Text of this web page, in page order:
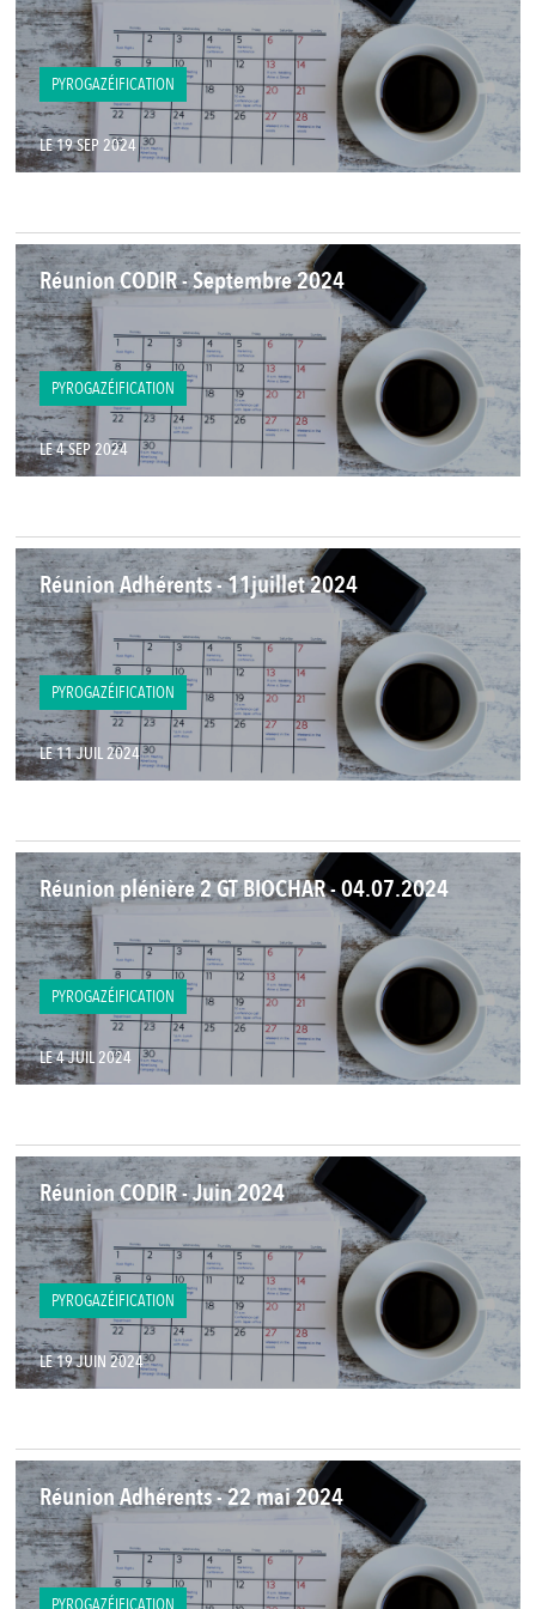
PYROGAZÉIFICATION
LE 19 SEP 2024
Réunion CODIR - Septembre 2024
PYROGAZÉIFICATION
LE 4 SEP 2024
Réunion Adhérents - 11juillet 2024
PYROGAZÉIFICATION
LE 11 JUIL 2024
Réunion plénière 2 GT BIOCHAR - 04.07.2024
PYROGAZÉIFICATION
LE 4 JUIL 2024
Réunion CODIR - Juin 2024
PYROGAZÉIFICATION
LE 19 JUIN 2024
Réunion Adhérents - 22 mai 2024
PYROGAZÉIFICATION